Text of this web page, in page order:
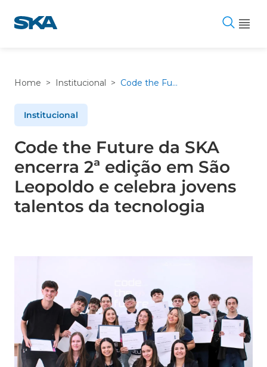
para
Home > Institucional > Code the Future da SKA encerra 2ª edição em São Leopoldo e celebra jovens talentos da tecnologia
Institucional
Code the Future da SKA
encerra 2ª edição em São
Leopoldo e celebra jovens
talentos da tecnologia